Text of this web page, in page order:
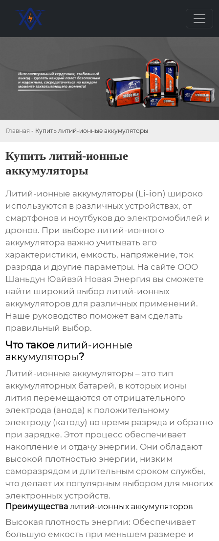
Главная - Купить литий-ионные аккумуляторы
Купить литий-ионные
аккумуляторы
Литий-ионные аккумуляторы (Li-ion) широко
используются в различных устройствах, от
смартфонов и ноутбуков до электромобилей и
дронов. При выборелитий-ионного
аккумулятора важно учитывать его
характеристики, емкость, напряжение, ток
разряда и другие параметры. На сайте ООО
Шаньдун Юайвэй Новая Энергия вы сможете
найти широкий выборлитий-ионных
аккумуляторов для различных применений.
Наше руководство поможет вам сделать
правильный выбор.
Что такоелитий-ионные
аккумуляторы?
Литий-ионные аккумуляторы – это тип
аккумуляторных батарей, в которых ионы
лития перемещаются от отрицательного
электрода (анода) к положительному
электроду (катоду) во время разряда и обратно
при зарядке. Этот процесс обеспечивает
накопление и отдачу энергии. Они обладают
высокой плотностью энергии, низким
саморазрядом и длительным сроком службы,
что делает их популярным выбором для многих
электронных устройств.
Преимуществалитий-ионных аккумуляторов
Высокая плотность энергии: Обеспечивает
большую емкость при меньшем размере и